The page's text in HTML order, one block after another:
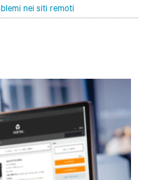
nei siti remoti